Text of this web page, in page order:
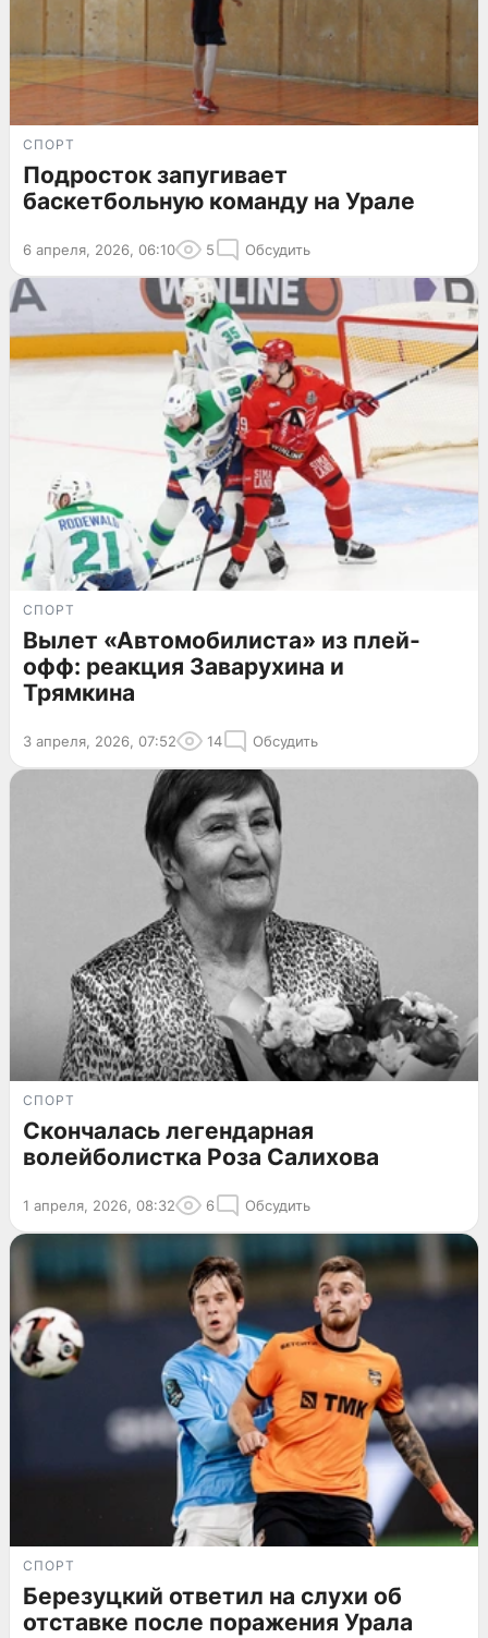
СПОРТ
Подросток запугивает
баскетбольную команду на Урале
6 апреля, 2026, 06:10 5 Обсудить
СПОРТ
Вылет «Автомобилиста» из плей-
офф: реакция Заварухина и
Трямкина
3 апреля, 2026, 07:52 14 Обсудить
СПОРТ
Скончалась легендарная
волейболистка Роза Салихова
1 апреля, 2026, 08:32 6 Обсудить
СПОРТ
Березуцкий ответил на слухи об
отставке после поражения Урала